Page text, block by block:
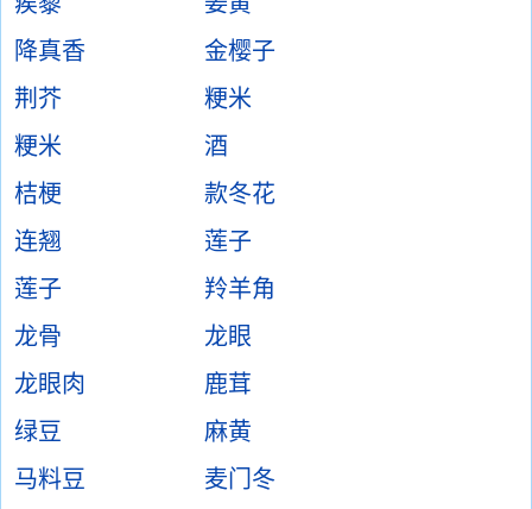
降真香
金樱子
荆芥
粳米
粳米
酒
桔梗
款冬花
连翘
莲子
莲子
羚羊角
龙骨
龙眼
龙眼肉
鹿茸
绿豆
麻黄
马料豆
麦门冬